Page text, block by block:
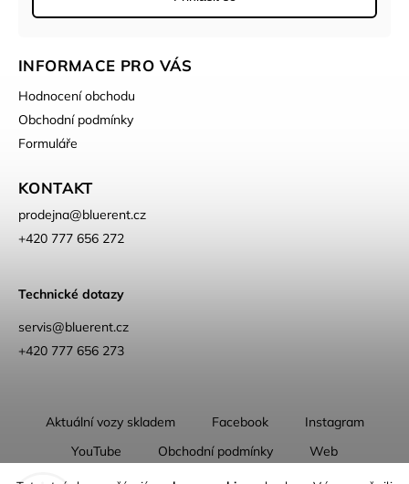
INFORMACE PRO VÁS
Hodnocení obchodu
Obchodní podmínky
Formuláře
KONTAKT
prodejna@bluerent.cz
+420 777 656 272
Technické dotazy
servis@bluerent.cz
+420 777 656 273
Aktuální vozy skladem Facebook
Instagram
YouTube
Obchodní podmínky
Web